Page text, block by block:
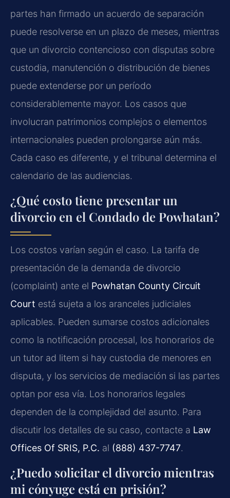
partes han firmado un acuerdo de separación
puede resolverse en un plazo de meses, mientras
que un divorcio contencioso con disputas sobre
custodia, manutención o distribución de bienes
puede extenderse por un período
considerablemente mayor. Los casos que
involucran patrimonios complejos o elementos
internacionales pueden prolongarse aún más.
Cada caso es diferente, y el tribunal determina el
calendario de las audiencias.
¿Qué costo tiene presentar un
divorcio en el Condado de Powhatan?
Los costos varían según el caso. La tarifa de
presentación de la demanda de divorcio
(complaint) ante el Powhatan County Circuit
Court está sujeta a los aranceles judiciales
aplicables. Pueden sumarse costos adicionales
como la notificación procesal, los honorarios de
un tutor ad litem si hay custodia de menores en
disputa, y los servicios de mediación si las partes
optan por esa vía. Los honorarios legales
dependen de la complejidad del asunto. Para
discutir los detalles de su caso, contacte a Law
Offices Of SRIS, P.C. al (888) 437-7747.
¿Puedo solicitar el divorcio mientras
mi cónyuge está en prisión?